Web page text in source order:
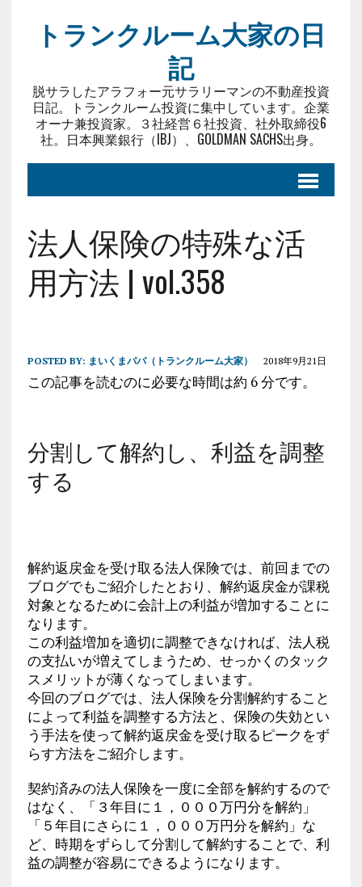
トランクルーム大家の日
記
脱サラしたアラフォー元サラリーマンの不動産投資
日記。トランクルーム投資に集中しています。企業
オーナ兼投資家。３社経営６社投資、社外取締役6
社。日本興業銀行（IBJ）、GOLDMAN SACHS出身。
法人保険の特殊な活
用方法 | vol.358
POSTED BY: まいくまパパ（トランクルーム大家） 2018年9月21日
この記事を読むのに必要な時間は約 6 分です。
分割して解約し、利益を調整
する
解約返戻金を受け取る法人保険では、前回までの
ブログでもご紹介したとおり、解約返戻金が課税
対象となるために会計上の利益が増加することに
なります。
この利益増加を適切に調整できなければ、法人税
の支払いが増えてしまうため、せっかくのタック
スメリットが薄くなってしまいます。
今回のブログでは、法人保険を分割解約すること
によって利益を調整する方法と、保険の失効とい
う手法を使って解約返戻金を受け取るピークをず
らす方法をご紹介します。
契約済みの法人保険を一度に全部を解約するので
はなく、「３年目に１，０００万円分を解約」
「５年目にさらに１，０００万円分を解約」な
ど、時期をずらして分割して解約することで、利
益の調整が容易にできるようになります。